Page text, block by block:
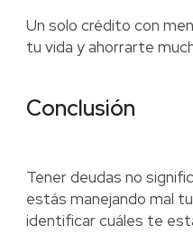
Un solo crédito con
tu vida y ahorrarte
Conclusión
Tener deudas no
estás manejando mal
identificar cuáles te